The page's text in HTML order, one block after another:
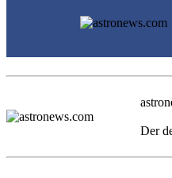
Der